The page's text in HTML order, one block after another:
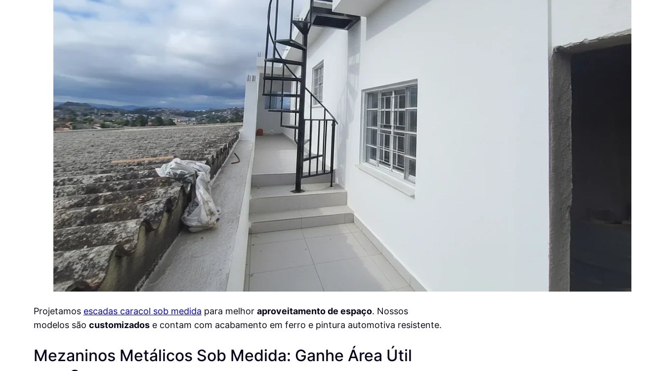
Projetamos escadas caracol sob medida para melhor aproveitamento de espaço. Nossos
modelos são customizadose contam com acabamento em ferro e pintura automotiva resistente.
Mezaninos Metálicos Sob Medida: Ganhe Área Útil